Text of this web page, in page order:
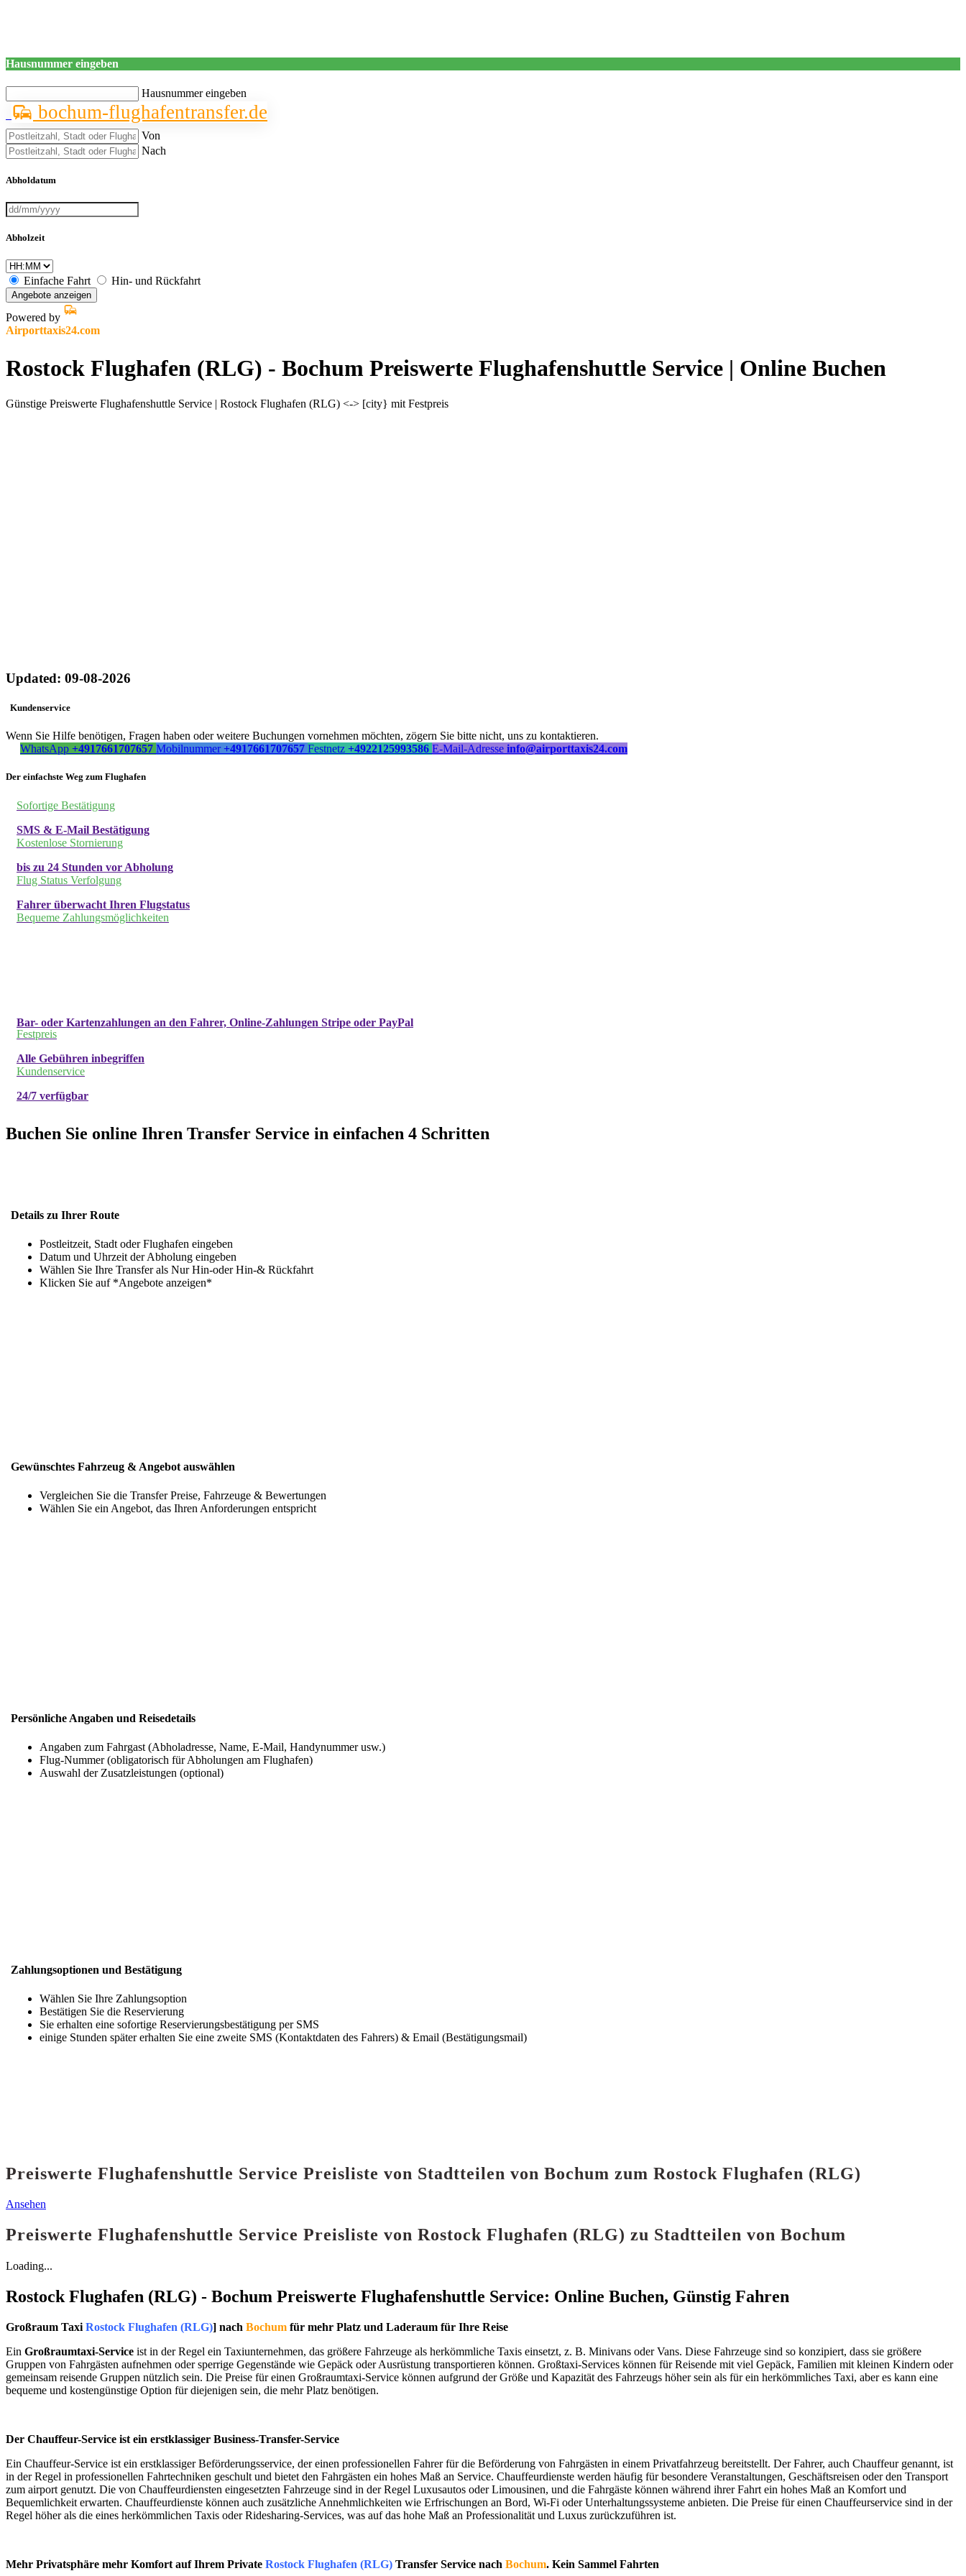
Hausnummer eingeben
Hausnummer eingeben
bochum-flughafentransfer.de
Von
Nach
Abholdatum
Abholzeit
Einfache Fahrt Hin- und Rückfahrt
Angebote anzeigen
Powered by
Airporttaxis24.com
Rostock Flughafen (RLG) - Bochum Preiswerte Flughafenshuttle Service | Online Buchen
Günstige Preiswerte Flughafenshuttle Service | Rostock Flughafen (RLG) <-> [city} mit Festpreis
Updated: 09-08-2026
Kundenservice
Wenn Sie Hilfe benötigen, Fragen haben oder weitere Buchungen vornehmen möchten, zögern Sie bitte nicht, uns zu kontaktieren.
WhatsApp +4917661707657 Mobilnummer +4917661707657 Festnetz +4922125993586 E-Mail-Adresse info@airporttaxis24.com
Der einfachste Weg zum Flughafen
Sofortige Bestätigung
SMS & E-Mail Bestätigung
Kostenlose Stornierung
bis zu 24 Stunden vor Abholung
Flug Status Verfolgung
Fahrer überwacht Ihren Flugstatus
Bequeme Zahlungsmöglichkeiten
Bar- oder Kartenzahlungen an den Fahrer, Online-Zahlungen Stripe oder PayPal
Festpreis
Alle Gebühren inbegriffen
Kundenservice
24/7 verfügbar
Buchen Sie online Ihren Transfer Service in einfachen 4 Schritten
Details zu Ihrer Route
Postleitzeit, Stadt oder Flughafen eingeben
Datum und Uhrzeit der Abholung eingeben
Wählen Sie Ihre Transfer als Nur Hin-oder Hin-& Rückfahrt
Klicken Sie auf *Angebote anzeigen*
Gewünschtes Fahrzeug & Angebot auswählen
Vergleichen Sie die Transfer Preise, Fahrzeuge & Bewertungen
Wählen Sie ein Angebot, das Ihren Anforderungen entspricht
Persönliche Angaben und Reisedetails
Angaben zum Fahrgast (Abholadresse, Name, E-Mail, Handynummer usw.)
Flug-Nummer (obligatorisch für Abholungen am Flughafen)
Auswahl der Zusatzleistungen (optional)
Zahlungsoptionen und Bestätigung
Wählen Sie Ihre Zahlungsoption
Bestätigen Sie die Reservierung
Sie erhalten eine sofortige Reservierungsbestätigung per SMS
einige Stunden später erhalten Sie eine zweite SMS (Kontaktdaten des Fahrers) & Email (Bestätigungsmail)
Preiswerte Flughafenshuttle Service Preisliste von Stadtteilen von Bochum zum Rostock Flughafen (RLG)
Ansehen
Preiswerte Flughafenshuttle Service Preisliste von Rostock Flughafen (RLG) zu Stadtteilen von Bochum
Loading...
Rostock Flughafen (RLG) - Bochum Preiswerte Flughafenshuttle Service: Online Buchen, Günstig Fahren
Großraum Taxi Rostock Flughafen (RLG)] nach Bochum für mehr Platz und Laderaum für Ihre Reise
Ein Großraumtaxi-Service ist in der Regel ein Taxiunternehmen, das größere Fahrzeuge als herkömmliche Taxis einsetzt, z. B. Minivans oder Vans. Diese Fahrzeuge sind so konzipiert, dass sie größere
Gruppen von Fahrgästen aufnehmen oder sperrige Gegenstände wie Gepäck oder Ausrüstung transportieren können. Großtaxi-Services können für Reisende mit viel Gepäck, Familien mit kleinen Kindern oder
gemeinsam reisende Gruppen nützlich sein. Die Preise für einen Großraumtaxi-Service können aufgrund der Größe und Kapazität des Fahrzeugs höher sein als für ein herkömmliches Taxi, aber es kann eine
bequeme und kostengünstige Option für diejenigen sein, die mehr Platz benötigen.
Der Chauffeur-Service ist ein erstklassiger Business-Transfer-Service
Ein Chauffeur-Service ist ein erstklassiger Beförderungsservice, der einen professionellen Fahrer für die Beförderung von Fahrgästen in einem Privatfahrzeug bereitstellt. Der Fahrer, auch Chauffeur genannt, ist
in der Regel in professionellen Fahrtechniken geschult und bietet den Fahrgästen ein hohes Maß an Service. Chauffeurdienste werden häufig für besondere Veranstaltungen, Geschäftsreisen oder den Transport
zum airport genutzt. Die von Chauffeurdiensten eingesetzten Fahrzeuge sind in der Regel Luxusautos oder Limousinen, und die Fahrgäste können während ihrer Fahrt ein hohes Maß an Komfort und
Bequemlichkeit erwarten. Chauffeurdienste können auch zusätzliche Annehmlichkeiten wie Erfrischungen an Bord, Wi-Fi oder Unterhaltungssysteme anbieten. Die Preise für einen Chauffeurservice sind in der
Regel höher als die eines herkömmlichen Taxis oder Ridesharing-Services, was auf das hohe Maß an Professionalität und Luxus zurückzuführen ist.
Mehr Privatsphäre mehr Komfort auf Ihrem Private Rostock Flughafen (RLG) Transfer Service nach Bochum. Kein Sammel Fahrten